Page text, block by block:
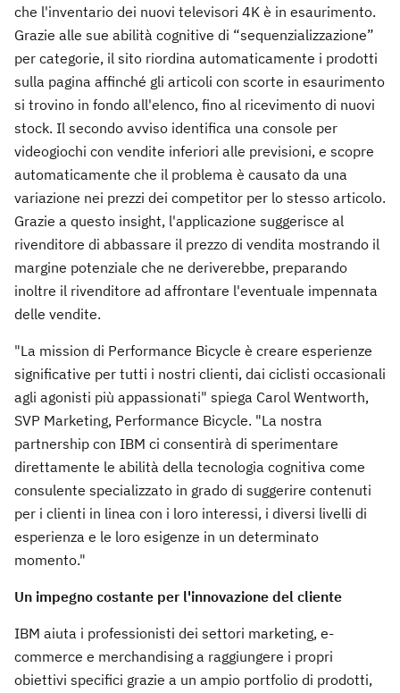
che l'inventario dei nuovi televisori 4K è in esaurimento.
Grazie alle sue abilità cognitive di “sequenzializzazione”
per categorie, il sito riordina automaticamente i prodotti
sulla pagina affinché gli articoli con scorte in esaurimento
si trovino in fondo all'elenco, fino al ricevimento di nuovi
stock. Il secondo avviso identifica una console per
videogiochi con vendite inferiori alle previsioni, e scopre
automaticamente che il problema è causato da una
variazione nei prezzi dei competitor per lo stesso articolo.
Grazie a questo insight, l'applicazione suggerisce al
rivenditore di abbassare il prezzo di vendita mostrando il
margine potenziale che ne deriverebbe, preparando
inoltre il rivenditore ad affrontare l'eventuale impennata
delle vendite.
"La mission di Performance Bicycle è creare esperienze
significative per tutti i nostri clienti, dai ciclisti occasionali
agli agonisti più appassionati" spiega Carol Wentworth,
SVP Marketing, Performance Bicycle. "La nostra
partnership con IBM ci consentirà di sperimentare
direttamente le abilità della tecnologia cognitiva come
consulente specializzato in grado di suggerire contenuti
per i clienti in linea con i loro interessi, i diversi livelli di
esperienza e le loro esigenze in un determinato
momento."
Un impegno costante per l'innovazione del cliente
IBM aiuta i professionisti dei settori marketing, e-
commerce e merchandising a raggiungere i propri
obiettivi specifici grazie a un ampio portfolio di prodotti,